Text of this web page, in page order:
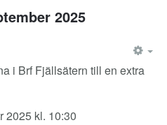
2025
i Brf Fjällsätern till en extra
2025 kl. 10:30